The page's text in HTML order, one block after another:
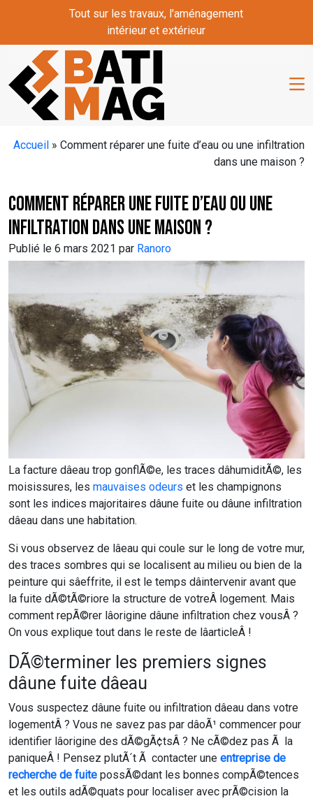
Skip to main contentTout sur les travaux, l'aménagement
intérieur et extérieur
Accueil » Comment réparer une fuite d’eau ou une infiltration
dans une maison ?
Comment réparer une fuite d’eau ou une
infiltration dans une maison ?
Publié le 6 mars 2021 par Ranoro
La facture dâeau trop gonflÃ©e, les traces dâhumiditÃ©, les
moisissures, les mauvaises odeurs et les champignons
sont les indices majoritaires dâune fuite ou dâune infiltration
dâeau dans une habitation.
Si vous observez de lâeau qui coule sur le long de votre mur,
des traces sombres qui se localisent au milieu ou bien de la
peinture qui sâeffrite, il est le temps dâintervenir avant que
la fuite dÃ©tÃ©riore la structure de votreÂ logement. Mais
comment repÃ©rer lâorigine dâune infiltration chez vousÂ ?
On vous explique tout dans le reste de lâarticleÂ !
DÃ©terminer les premiers signes
dâune fuite dâeau
Vous suspectez dâune fuite ou infiltration dâeau dans votre
logementÂ ? Vous ne savez pas par dâoÃ¹ commencer pour
identifier lâorigine des dÃ©gÃ¢tsÂ ? Ne cÃ©dez pas Ã la
paniqueÂ ! Pensez plutÃ´t Ã contacter une entreprise de
recherche de fuite possÃ©dant les bonnes compÃ©tences
et les outils adÃ©quats pour localiser avec prÃ©cision la